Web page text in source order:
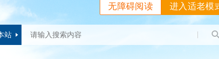
进入适老模
无障碍阅读
站